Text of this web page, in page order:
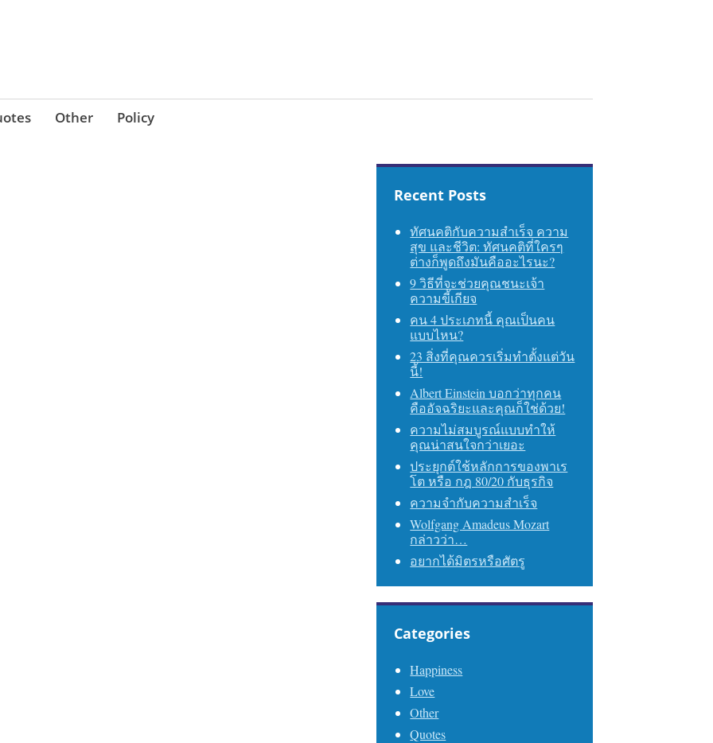
Other Policy
Recent Posts
ทัศนคติกับความสำเร็จ ความ
สุข และชีวิต: ทัศนคติที่ใครๆ
ต่างก็พูดถึงมันคืออะไรนะ?
9 วิธีที่จะช่วยคุณชนะเจ้า
ความขี้เกียจ
คน 4 ประเภทนี้ คุณเป็นคน
แบบไหน?
23 สิ่งที่คุณควรเริ่มทำตั้งแต่วัน
นี้!
Albert Einstein บอกว่าทุกคน
คืออัจฉริยะและคุณก็ใช่ด้วย!
ความไม่สมบูรณ์แบบทำให้
คุณน่าสนใจกว่าเยอะ
ประยุกต์ใช้หลักการของพาเร
โต หรือ กฎ 80/20 กับธุรกิจ
ความจำกับความสำเร็จ
Wolfgang Amadeus Mozart
กล่าวว่า…
อยากได้มิตรหรือศัตรู
Categories
Happiness
Love
Other
Quotes